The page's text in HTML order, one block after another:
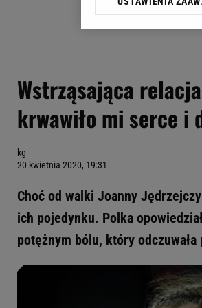
Wstrząsająca
krwawiło mi serce i
kg
20 kwietnia 2020, 19:31
Choć od walki Joanny
ich pojedynku. Polka
potężnym bólu, który
Klikając „Akceptuję”
Zaufanych Partnerów i
My, nasi Zaufani
Użycie dokładnych
Przechowywanie